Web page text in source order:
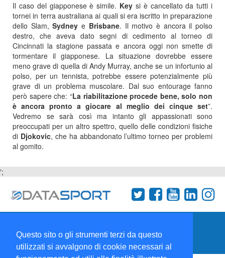
Questo sito o gli strumenti terzi da questo
utilizzati si avvalgono di cookie necessari al
Il caso del giapponese è simile. Key si è cancellato da tutti i
tornei in terra australiana ai quali si era iscritto in preparazione
dello Slam,Sydney e Brisbane. Il motivo è ancora il polso
destro, che aveva dato segni di cedimento al torneo di
Cincinnati la stagione passata e ancora oggi non smette di
tormentare il giapponese. La situazione dovrebbe essere
meno grave di quella di Andy Murray, anche se un infortunio al
polso, per un tennista, potrebbe essere potenzialmente più
grave di un problema muscolare. Dal suo entourage fanno
però sapere che: “La riabilitazione procede bene, solo non
è ancora pronto a giocare al meglio dei cinque set”.
Vedremo se sarà così ma intanto gli appassionati sono
preoccupati per un altro spettro, quello delle condizioni fisiche
di Djokovic, che ha abbandonato l’ultimo torneo per problemi
al gomito.
';
Collabora con noi